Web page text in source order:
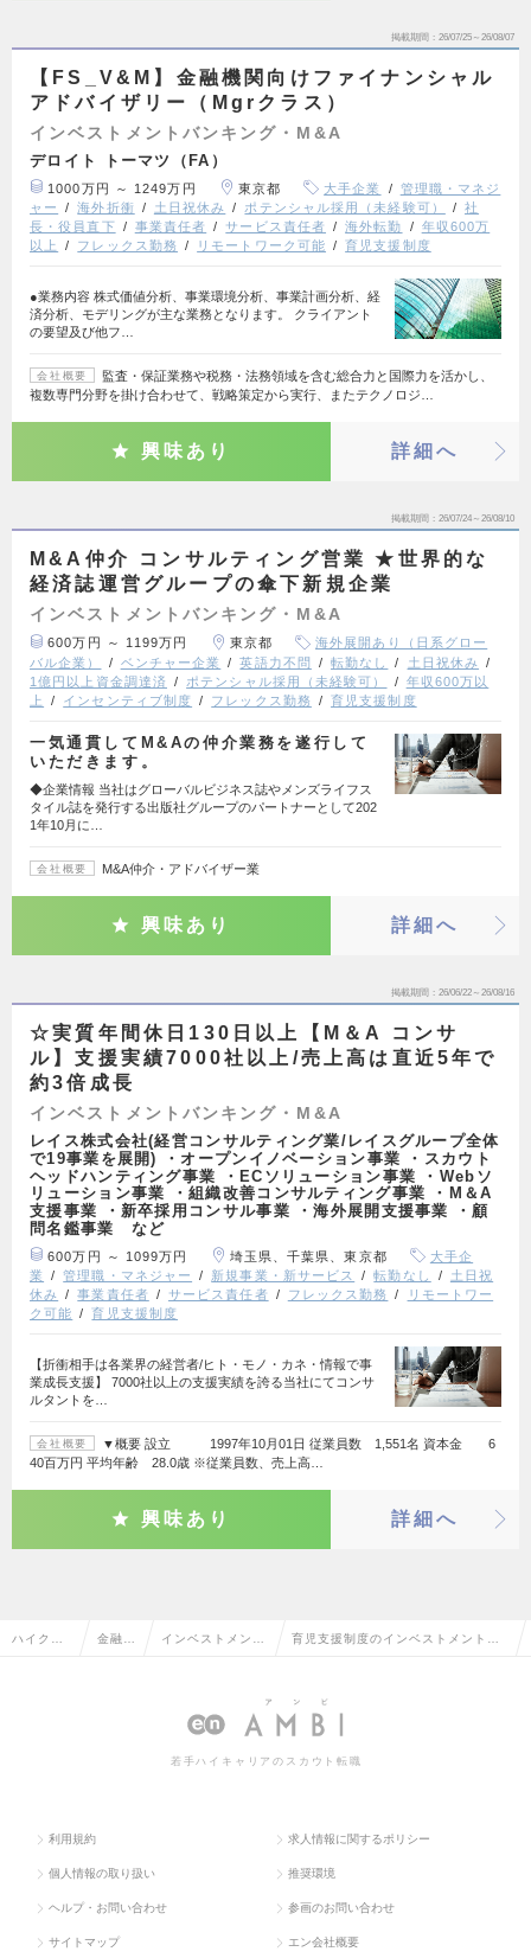
掲載期間 26/07/25～26/08/07
【FS_V&M】金融機関向けファイナンシャル
アドバイザリー（Mgrクラス）
インベストメントバンキング・M&A
デロイト トーマツ（FA）
1000万円 ～ 1249万円 東京都 大手企業
管理職・マネジ
ャー
海外折衝 土日祝休み ポテンシャル採用（未経験可）
社
長・役員直下
事業責任者 サービス責任者 海外転勤
年収600万
以上
フレックス勤務 リモートワーク可能 育児支援制度
●業務内容 株式価値分析、事業環境分析、事業計画分析、経
済分析、モデリングが主な業務となります。 クライアント
の要望及び他フ…
会社概要
監査・保証業務や税務・法務領域を含む総合力と国際力を活かし、
複数専門分野を掛け合わせて、戦略策定から実行、またテクノロジ…
興味あり 詳細へ
掲載期間 26/07/24～26/08/10
M&A仲介 コンサルティング営業 ★世界的な
経済誌運営グループの傘下新規企業
インベストメントバンキング・M&A
600万円 ～ 1199万円 東京都
海外展開あり（日系グロー
バル企業）
ベンチャー企業 英語力不問 転勤なし
土日祝休み
1億円以上資金調達済
ポテンシャル採用（未経験可）
年収600万以
上
インセンティブ制度 フレックス勤務 育児支援制度
一気通貫してM&Aの仲介業務を遂行して
いただきます。
◆企業情報 当社はグローバルビジネス誌やメンズライフス
タイル誌を発行する出版社グループのパートナーとして202
1年10月に…
会社概要 M&A仲介・アドバイザー業
興味あり 詳細へ
掲載期間 26/06/22～26/08/16
☆実質年間休日130日以上【M＆A コンサ
ル】支援実績7000社以上/売上高は直近5年で
約3倍成長
インベストメントバンキング・M&A
レイス株式会社(経営コンサルティング業/レイスグループ全体
で19事業を展開) ・オープンイノベーション事業 ・スカウト
ヘッドハンティング事業 ・ECソリューション事業 ・Webソ
リューション事業 ・組織改善コンサルティング事業 ・M＆A
支援事業 ・新卒採用コンサル事業 ・海外展開支援事業 ・顧
問名鑑事業 など
600万円 ～ 1099万円 埼玉県、千葉県、東京都
大手企
業
管理職・マネジャー 新規事業・新サービス 転勤なし
土日祝
休み
事業責任者 サービス責任者 フレックス勤務
リモートワー
ク可能
育児支援制度
【折衝相手は各業界の経営者/ヒト・モノ・カネ・情報で事
業成長支援】 7000社以上の支援実績を誇る当社にてコンサ
ルタントを…
会社概要
▼概要 設立 1997年10月01日 従業員数 1,551名 資本金 6
40百万円 平均年齢 28.0歳 ※従業員数、売上高…
興味あり 詳細へ
ハイクラ 金融系 インベストメント 育児支援制度のインベストメントバ
覧
若手ハイキャリアのスカウト転職
利用規約 求人情報に関するポリシー
個人情報の取り扱い 推奨環境
ヘルプ・お問い合わせ 参画のお問い合わせ
サイトマップ エン会社概要